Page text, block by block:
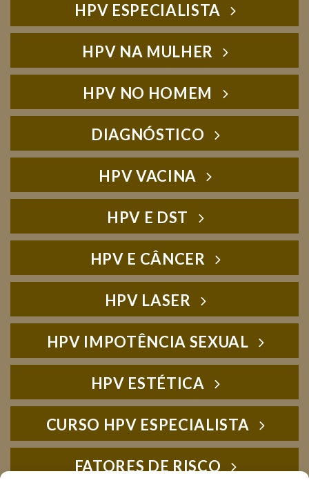
HPV ESPECIALISTA
HPV NA MULHER
HPV NO HOMEM
DIAGNÓSTICO
HPV VACINA
HPV E DST
HPV E CÂNCER
HPV LASER
HPV IMPOTÊNCIA SEXUAL
HPV ESTÉTICA
CURSO HPV ESPECIALISTA
FATORES DE RISCO